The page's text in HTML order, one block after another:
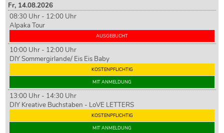
Fr, 14.08.2026
08:30 Uhr - 12:00 Uhr
Alpaka Tour
AUSGEBUCHT
10:00 Uhr - 12:00 Uhr
DIY Sommergirlande/ Eis Eis Baby
KOSTENPFLICHTIG
MIT ANMELDUNG
13:00 Uhr - 14:30 Uhr
DIY Kreative Buchstaben - LoVE LETTERS
KOSTENPFLICHTIG
MIT ANMELDUNG